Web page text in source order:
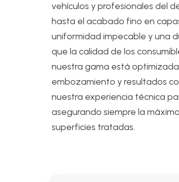
vehículos y profesionales del
hasta el acabado fino en
uniformidad impecable y una
que la calidad de los
nuestra gama está
embozamiento y resultados
nuestra experiencia técnica
asegurando siempre la
superficies tratadas.